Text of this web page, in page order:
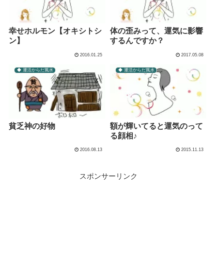
幸せホルモン【オキシトシ
ン】
2016.01.25
体の歪みって、運気に影響
するんですか？
2017.05.08
◆ 運活からだ風水
貧乏神の好物
2016.08.13
◆ 運活からだ風水
額が輝いてると運気のって
る顔相♪
2015.11.13
スポンサーリンク